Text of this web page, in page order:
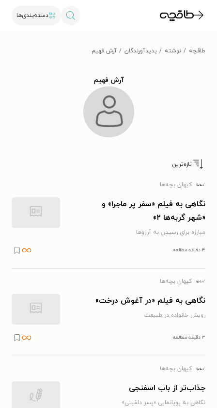
دسته‌بندی‌ها
طاقچه نوشته پدیدآورندگان آرش فهیم
آرش فهیم
تازه‌ترین
کیهان بچه‌ها
نگاهی به فیلم «سفر پر ماجرا» و
«شهر گربه‌ها ۲»
مبارزه برای رسیدن به آرزوها
۴ دقیقه مطالعه
کیهان بچه‌ها
نگاهی به فیلم «در آغوش درخت»
رویش خانواده در طبیعت
۳ دقیقه مطالعه
کیهان بچه‌ها
جذاب‌تر از باب اسفنجی
نگاهی به پویانمایی «پسر دلفینی»